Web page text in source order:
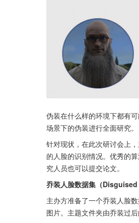
伪装在什么样的环境下都有
场景下的伪装进行全面研究。
针对现状，在此次研讨会上
的人脸的识别情况。优秀的
究人员也可以提交论文。
乔装人脸数据集（Disguised
主办方准备了一个乔装人脸
图片。主题文件夹由乔装过